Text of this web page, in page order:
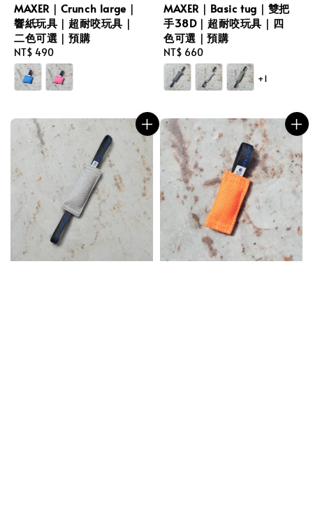
MAXER｜Crunch large｜
響紙玩具｜超耐咬玩具｜
二色可選｜預購
Regular
price
NT$ 490
MAXER｜Basic tug｜雙把
手38D｜超耐咬玩具｜四
色可選｜預購
Regular
price
NT$ 660
+1